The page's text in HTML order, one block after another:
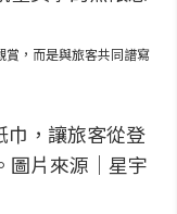
賞，而是與旅客共同譜寫